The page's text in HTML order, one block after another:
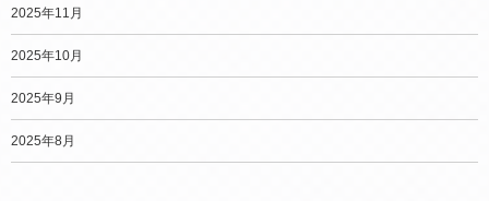
2025年11月
2025年10月
2025年9月
2025年8月